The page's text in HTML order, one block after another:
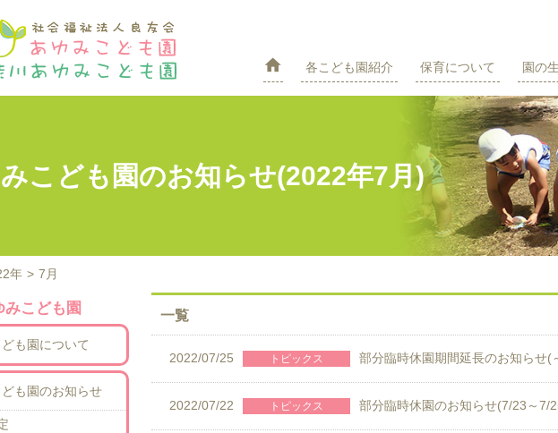
 各こども園紹介 保育について 園の
こども園のお知らせ(2022年7月)
年 > 7月
一覧
2022/07/25 部分臨時休園期間延長のお知らせ(
2022/07/22 部分臨時休園のお知らせ(7/23～7/
みこども園
も園について
も園のお知らせ